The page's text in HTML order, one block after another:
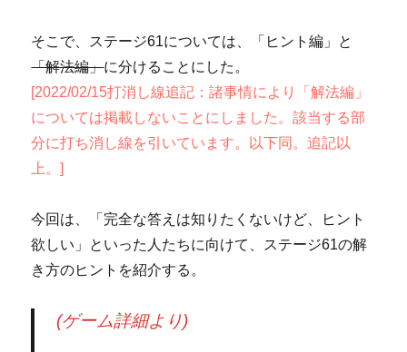
そこで、ステージ61については、「ヒント編」と
「解法編」に分けることにした。
[2022/02/15打消し線追記：諸事情により「解法編」
については掲載しないことにしました。該当する部
分に打ち消し線を引いています。以下同。追記以
上。]
今回は、「完全な答えは知りたくないけど、ヒント
欲しい」といった人たちに向けて、ステージ61の解
き方のヒントを紹介する。
(ゲーム詳細より)